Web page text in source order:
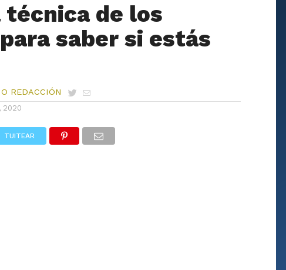
de los
saber si estás
REDACCIÓN
2020
TUITEAR